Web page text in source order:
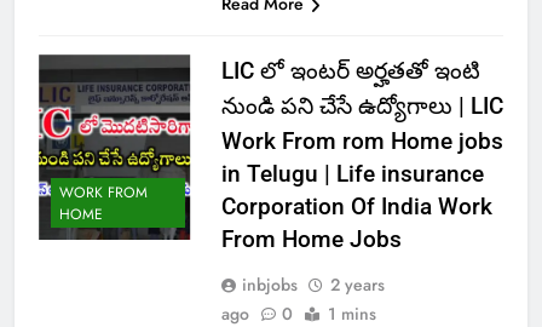
WORK FROM
HOME
LIC లో ఇంటర్ అర్హతతో ఇంటి
నుండి పని చేసే ఉద్యోగాలు | LIC
Work From rom Home jobs
in Telugu | Life insurance
Corporation Of India Work
From Home Jobs
inbjobs
2 years
ago
0 1 mins